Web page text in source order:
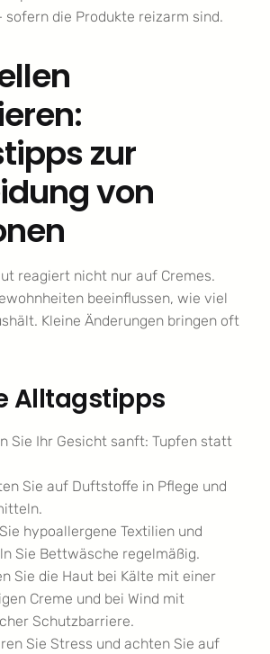
die Produkte reizarm sind.
zur
von
reagiert nicht nur auf Cremes.
beeinflussen, wie viel
Kleine Änderungen bringen oft
Alltagstipps
Sie Ihr Gesicht sanft: Tupfen statt
Sie auf Duftstoffe in Pflege und
hypoallergene Textilien und
Sie Bettwäsche regelmäßig.
Sie die Haut bei Kälte mit einer
Creme und bei Wind mit
Schutzbarriere.
Sie Stress und achten Sie auf